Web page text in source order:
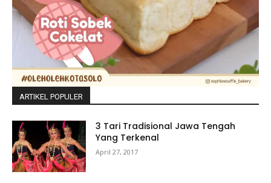
ARTIKEL POPULER
3 Tari Tradisional Jawa Tengah
Yang Terkenal
April 27, 2017